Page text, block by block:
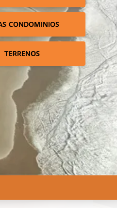
CONDOMINIOS
TERRENOS